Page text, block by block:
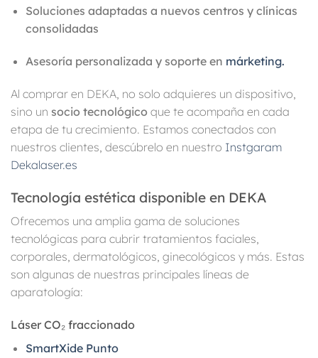
Soluciones adaptadas a nuevos centros y clínicas
consolidadas
Asesoría personalizada y soporte en márketing.
Al comprar en DEKA, no solo adquieres un dispositivo,
sino un socio tecnológico que te acompaña en cada
etapa de tu crecimiento. Estamos conectados con
nuestros clientes, descúbrelo en nuestro Instgaram
Dekalaser.es
Tecnología estética disponible en DEKA
Ofrecemos una amplia gama de soluciones
tecnológicas para cubrir tratamientos faciales,
corporales, dermatológicos, ginecológicos y más. Estas
son algunas de nuestras principales líneas de
aparatología:
Láser CO₂ fraccionado
SmartXide Punto